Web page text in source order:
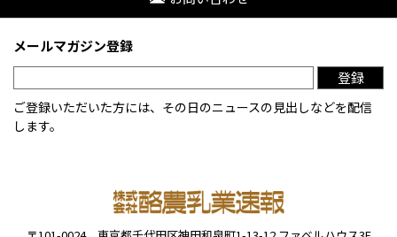
メールマガジン登録
登録
ご登録いただいた方には、その日のニュースの見出しなどを配信
します。